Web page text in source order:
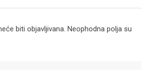
biti objavljivana. Neophodna polja su